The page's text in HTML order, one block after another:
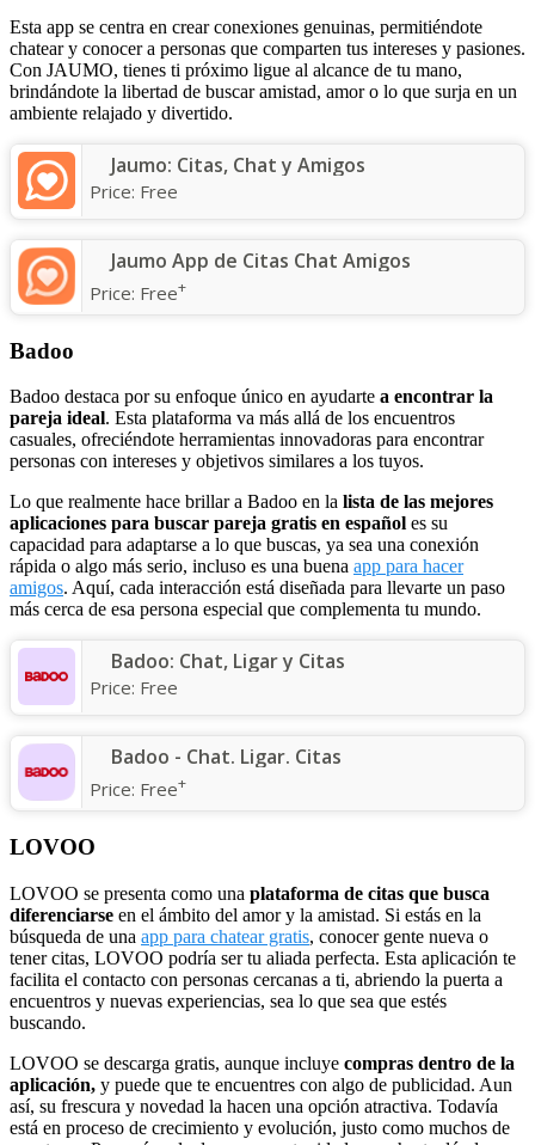
Esta app se centra en crear conexiones genuinas, permitiéndote
chatear y conocer a personas que comparten tus intereses y pasiones.
Con JAUMO, tienes ti próximo ligue al alcance de tu mano,
brindándote la libertad de buscar amistad, amor o lo que surja en un
ambiente relajado y divertido.
Jaumo: Citas, Chat y Amigos
Price: Free
Jaumo App de Citas Chat Amigos
Price: Free+
Badoo
Badoo destaca por su enfoque único en ayudarte a encontrar la
pareja ideal. Esta plataforma va más allá de los encuentros
casuales, ofreciéndote herramientas innovadoras para encontrar
personas con intereses y objetivos similares a los tuyos.
Lo que realmente hace brillar a Badoo en la lista de las mejores
aplicaciones para buscar pareja gratis en español es su
capacidad para adaptarse a lo que buscas, ya sea una conexión
rápida o algo más serio, incluso es una buena app para hacer
amigos. Aquí, cada interacción está diseñada para llevarte un paso
más cerca de esa persona especial que complementa tu mundo.
Badoo: Chat, Ligar y Citas
Price: Free
Badoo - Chat. Ligar. Citas
Price: Free+
LOVOO
LOVOO se presenta como una plataforma de citas que busca
diferenciarse en el ámbito del amor y la amistad. Si estás en la
búsqueda de una app para chatear gratis, conocer gente nueva o
tener citas, LOVOO podría ser tu aliada perfecta. Esta aplicación te
facilita el contacto con personas cercanas a ti, abriendo la puerta a
encuentros y nuevas experiencias, sea lo que sea que estés
buscando.
LOVOO se descarga gratis, aunque incluye compras dentro de la
aplicación, y puede que te encuentres con algo de publicidad. Aun
así, su frescura y novedad la hacen una opción atractiva. Todavía
está en proceso de crecimiento y evolución, justo como muchos de